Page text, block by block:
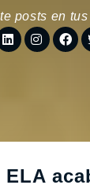
posts en